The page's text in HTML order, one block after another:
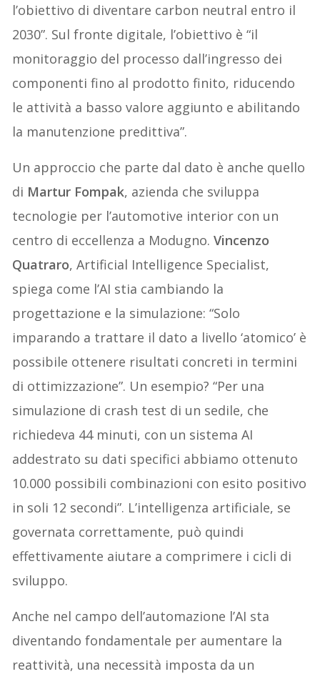
l’obiettivo di diventare carbon neutral entro il
2030”. Sul fronte digitale, l’obiettivo è “il
monitoraggio del processo dall’ingresso dei
componenti fino al prodotto finito, riducendo
le attività a basso valore aggiunto e abilitando
la manutenzione predittiva”.
Un approccio che parte dal dato è anche quello
di Martur Fompak, azienda che sviluppa
tecnologie per l’automotive interior con un
centro di eccellenza a Modugno.Vincenzo
Quatraro, Artificial Intelligence Specialist,
spiega come l’AI stia cambiando la
progettazione e la simulazione: “Solo
imparando a trattare il dato a livello ‘atomico’ è
possibile ottenere risultati concreti in termini
di ottimizzazione”. Un esempio? “Per una
simulazione di crash test di un sedile, che
richiedeva 44 minuti, con un sistema AI
addestrato su dati specifici abbiamo ottenuto
10.000 possibili combinazioni con esito positivo
in soli 12 secondi”. L’intelligenza artificiale, se
governata correttamente, può quindi
effettivamente aiutare a comprimere i cicli di
sviluppo.
Anche nel campo dell’automazione l’AI sta
diventando fondamentale per aumentare la
reattività, una necessità imposta da un